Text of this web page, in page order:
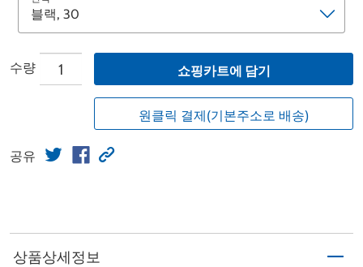
수량 쇼핑카트에 담기
원클릭 결제(기본주소로 배송)
공유
상품상세정보